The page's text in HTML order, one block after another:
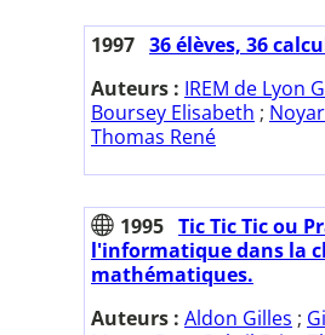
1997 36 élèves, 36
Auteurs : IREM de Lyon
Boursey Elisabeth ;
Thomas René
1995 Tic Tic Tic ou
l'informatique dans la
mathématiques.
Auteurs : Aldon Gilles ;